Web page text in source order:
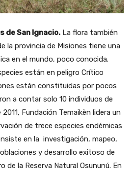
de San Ignacio. La flora también
la provincia de Misiones tiene una
en el mundo, poco conocida.
están en peligro Crítico
están constituidas por pocos
a contar solo 10 individuos de
Fundación Temaikèn lidera un
de trece especies endémicas
en la investigación, mapeo,
y desarrollo exitoso de
de la Reserva Natural Osununú. En